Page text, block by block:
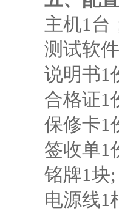
主机1台
测试软
说明书1
合格证1
保修卡1
签收单1
铭牌1块;
电源线1